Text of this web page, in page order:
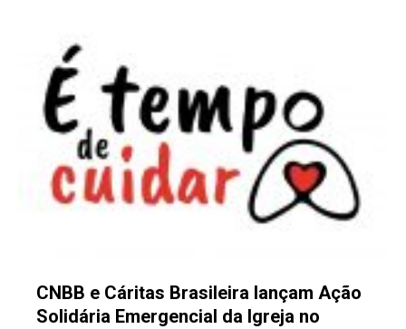
CNBB e Cáritas Brasileira lançam Ação
Solidária Emergencial da Igreja no